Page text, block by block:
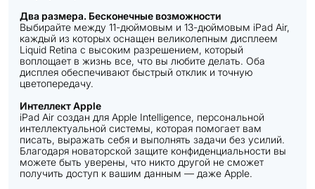
Два размера. Бесконечные возможности
Выбирайте между 11-дюймовым и 13-дюймовым iPad Air,
каждый из которых оснащен великолепным дисплеем
Liquid Retina с высоким разрешением, который
воплощает в жизнь все, что вы любите делать. Оба
дисплея обеспечивают быстрый отклик и точную
цветопередачу.
Интеллект Apple
iPad Air создан для Apple Intelligence, персональной
интеллектуальной системы, которая помогает вам
писать, выражать себя и выполнять задачи без усилий.
Благодаря новаторской защите конфиденциальности вы
можете быть уверены, что никто другой не сможет
получить доступ к вашим данным — даже Apple.